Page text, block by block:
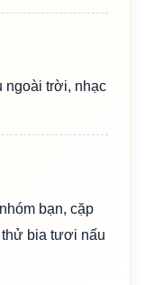
ngoài trời, nhạc
bạn, cặp
bia tươi nấu